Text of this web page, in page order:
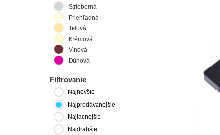
Strieborná
Priehľadná
Telová
Krémová
Vínová
Dúhová
Filtrovanie
Najnovšie
Najpredávanejšie
Najlacnejšie
Najdrahšie